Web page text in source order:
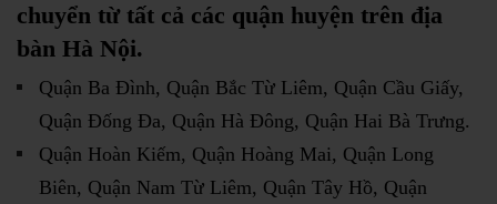
chuyển từ tất cả các quận huyện trên địa
bàn Hà Nội.
Quận Ba Đình, Quận Bắc Từ Liêm, Quận Cầu Giấy,
Quận Đống Đa, Quận Hà Đông, Quận Hai Bà Trưng.
Quận Hoàn Kiếm, Quận Hoàng Mai, Quận Long
Biên, Quận Nam Từ Liêm, Quận Tây Hồ, Quận